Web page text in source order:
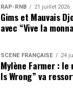
RAP-RNB 21 juillet 2026
Gims et Mauvais
avec “Vive la
SCÈNE FRANÇAISE 24
Mylène Farmer : le
Is Wrong” va